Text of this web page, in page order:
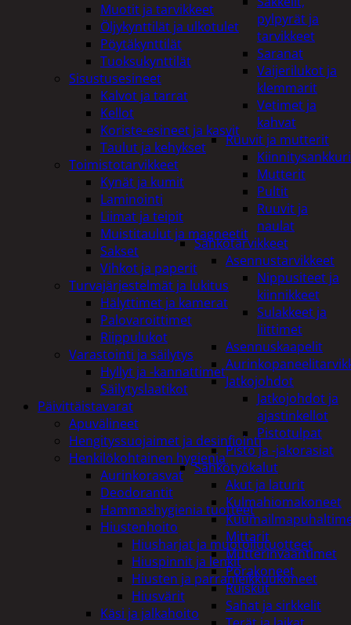
pylpyrät ja
tarvikkeet
Saranat
Vaijerilukot ja
klemmarit
Vetimet ja
kahvat
Ruuvit ja mutterit
Mutterit
Pultit
Ruuvit ja
naulat
Sähkötarvikkeet
Asennustarvikkeet
Nippusiteet ja
kiinnikkeet
Sulakkeet ja
liittimet
Asennuskaapelit
Jatkojohdot
Jatkojohdot ja
ajastinkellot
Pistotulpat
Pisto ja -jakorasiat
Sähkötyökalut
Akut ja laturit
Kulmahiomakoneet
Mittarit
Mutterinvääntimet
Porakoneet
Ruiskut
Sahat ja sirkkelit
Muotit ja tarvikkeet
Öljykynttilät ja ulkotulet
Pöytäkynttilät
Tuoksukynttilät
Sisustusesineet
Kalvot ja tarrat
Kellot
Koriste-esineet ja kasvit
Taulut ja kehykset
Toimistotarvikkeet
Kynät ja kumit
Laminointi
Liimat ja teipit
Muistitaulut ja magneetit
Sakset
Vihkot ja paperit
Turvajärjestelmät ja lukitus
Hälyttimet ja kamerat
Palovaroittimet
Riippulukot
Varastointi ja säilytys
Hyllyt ja -kannattimet
Säilytyslaatikot
Päivittäistavarat
Apuvälineet
Hengityssuojaimet ja desinfiointi
Henkilökohtainen hygienia
Aurinkorasvat
Deodorantit
Hammashygienia tuotteet
Hiustenhoito
Hiusharjat ja muotoilutuotteet
Hiuspinnit ja lenkit
Hiusten ja parranleikkuukoneet
Hiusvärit
Käsi ja jalkahoito